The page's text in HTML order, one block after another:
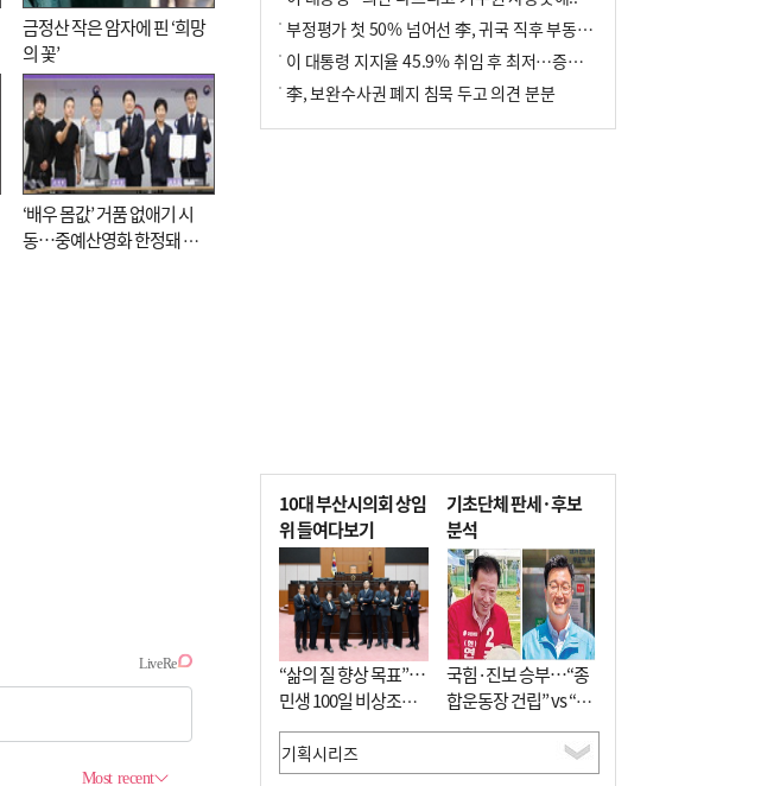
금정산 작은 암자에 핀 ‘희망
의 꽃’
‘배우 몸값’ 거품 없애기 시
동…중예산영화 한정돼 실
부정평가 첫 50% 넘어선 李, 귀국 직후 부동산·증시 점검(종합)
이 대통령 지지율 45.9% 취임 후 최저…증시 폭락·연임 개헌 논란 영향
李, 보완수사권 폐지 침묵 두고 의견 분분
10대 부산시의회 상임
위 들여다보기
“삶의 질 향상 목표”…
민생 100일 비상조치
면밀 심사
기초단체 판세·후보
분석
국힘·진보 승부…“종
합운동장 건립” vs “출
근 공공버스 도입”